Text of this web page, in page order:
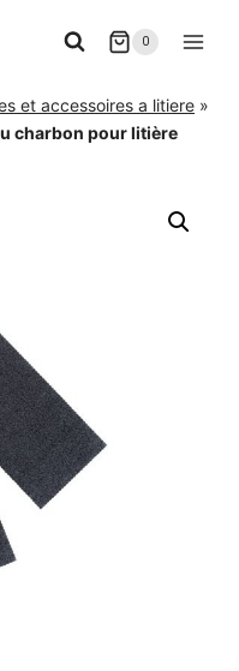
0
et accessoires a litiere »
charbon pour litière